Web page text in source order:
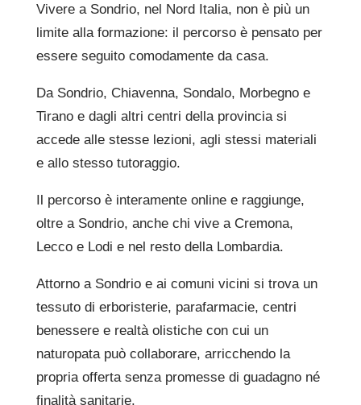
Vivere a Sondrio, nel Nord Italia, non è più un
limite alla formazione: il percorso è pensato per
essere seguito comodamente da casa.
Da Sondrio, Chiavenna, Sondalo, Morbegno e
Tirano e dagli altri centri della provincia si
accede alle stesse lezioni, agli stessi materiali
e allo stesso tutoraggio.
Il percorso è interamente online e raggiunge,
oltre a Sondrio, anche chi vive a Cremona,
Lecco e Lodi e nel resto della Lombardia.
Attorno a Sondrio e ai comuni vicini si trova un
tessuto di erboristerie, parafarmacie, centri
benessere e realtà olistiche con cui un
naturopata può collaborare, arricchendo la
propria offerta senza promesse di guadagno né
finalità sanitarie.